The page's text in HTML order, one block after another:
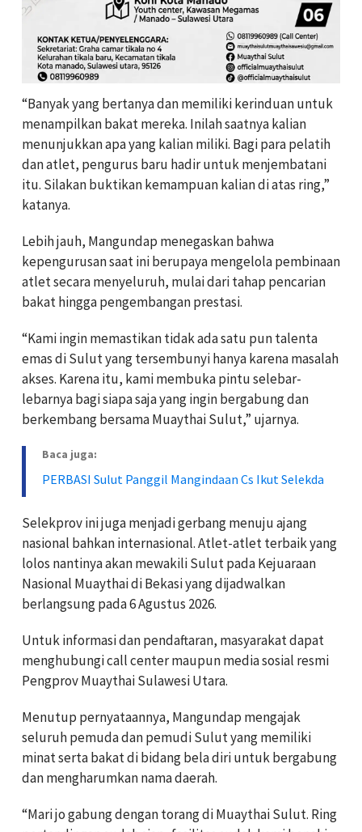
“Banyak yang bertanya dan memiliki kerinduan untuk
menampilkan bakat mereka. Inilah saatnya kalian
menunjukkan apa yang kalian miliki. Bagi para pelatih
dan atlet, pengurus baru hadir untuk menjembatani
itu. Silakan buktikan kemampuan kalian di atas ring,”
katanya.
Lebih jauh, Mangundap menegaskan bahwa
kepengurusan saat ini berupaya mengelola pembinaan
atlet secara menyeluruh, mulai dari tahap pencarian
bakat hingga pengembangan prestasi.
“Kami ingin memastikan tidak ada satu pun talenta
emas di Sulut yang tersembunyi hanya karena masalah
akses. Karena itu, kami membuka pintu selebar-
lebarnya bagi siapa saja yang ingin bergabung dan
berkembang bersama Muaythai Sulut,” ujarnya.
Baca juga:
PERBASI Sulut Panggil Mangindaan Cs Ikut Selekda
Selekprov ini juga menjadi gerbang menuju ajang
nasional bahkan internasional. Atlet-atlet terbaik yang
lolos nantinya akan mewakili Sulut pada Kejuaraan
Nasional Muaythai di Bekasi yang dijadwalkan
berlangsung pada 6 Agustus 2026.
Untuk informasi dan pendaftaran, masyarakat dapat
menghubungi call center maupun media sosial resmi
Pengprov Muaythai Sulawesi Utara.
Menutup pernyataannya, Mangundap mengajak
seluruh pemuda dan pemudi Sulut yang memiliki
minat serta bakat di bidang bela diri untuk bergabung
dan mengharumkan nama daerah.
“Mari jo gabung dengan torang di Muaythai Sulut. Ring